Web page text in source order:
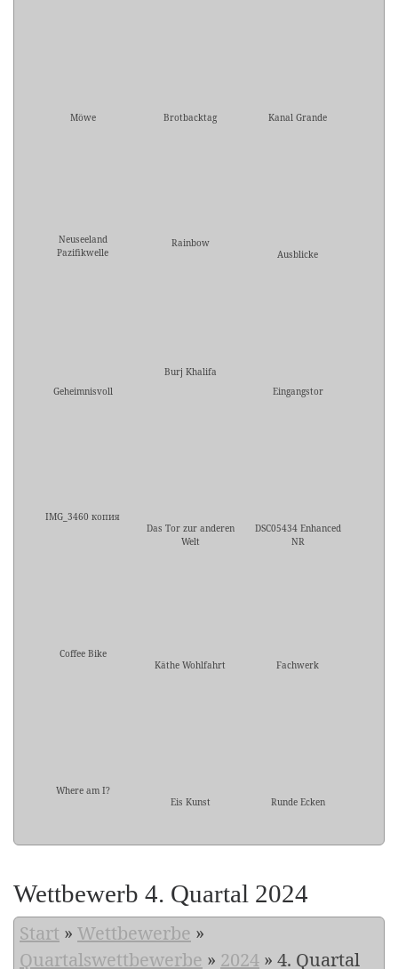
Möwe Brotbacktag Kanal Grande
Neuseeland
Pazifikwelle
Rainbow
Ausblicke
Geheimnisvoll
Burj Khalifa
Eingangstor
IMG_3460 копия
Das Tor zur anderen
Welt
DSC05434 Enhanced
NR
Coffee Bike
Käthe Wohlfahrt
Fachwerk
Where am I?
Eis Kunst
Runde Ecken
Wettbewerb 4. Quartal 2024
Start » Wettbewerbe »
Quartalswettbewerbe » 2024 » 4. Quartal